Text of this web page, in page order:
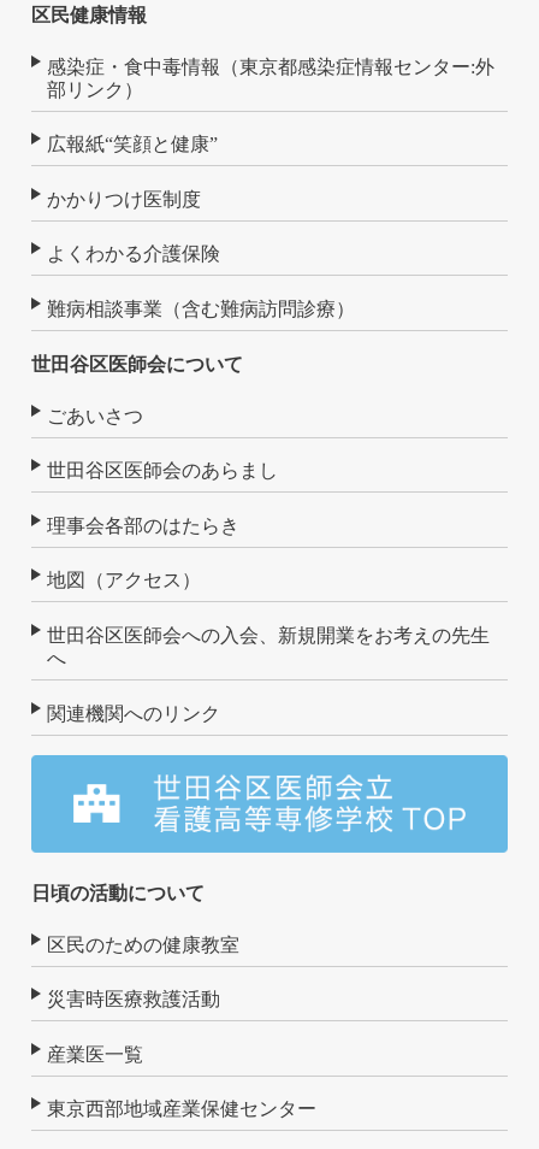
区民健康情報
感染症・食中毒情報（東京都感染症情報センター:外
部リンク）
広報紙“笑顔と健康”
かかりつけ医制度
よくわかる介護保険
難病相談事業（含む難病訪問診療）
世田谷区医師会について
ごあいさつ
世田谷区医師会のあらまし
理事会各部のはたらき
地図（アクセス）
世田谷区医師会への入会、新規開業をお考えの先生
へ
関連機関へのリンク
日頃の活動について
区民のための健康教室
災害時医療救護活動
産業医一覧
東京西部地域産業保健センター